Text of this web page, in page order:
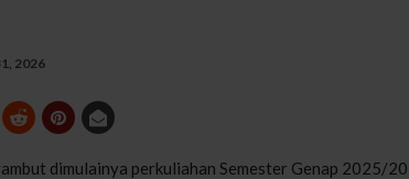
2026
dimulainya perkuliahan Semester Genap 2025/